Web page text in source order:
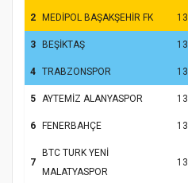
Kapanış Programı
2 MEDİPOL BAŞAKŞEHİR FK 13
3 BEŞİKTAŞ 13
4 TRABZONSPOR 13
5 AYTEMİZ ALANYASPOR 13
6 FENERBAHÇE 13
7
BTC TURK YENİ
MALATYASPOR
13